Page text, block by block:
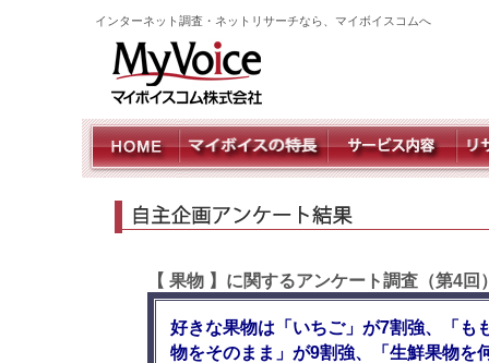
インターネット調査・ネットリサーチなら、マイボイスコムへ
【 果物 】に関するアンケート調査（第4回
好きな果物は「いちご」が7割強、「も
物をそのまま」が9割強、「生鮮果物を